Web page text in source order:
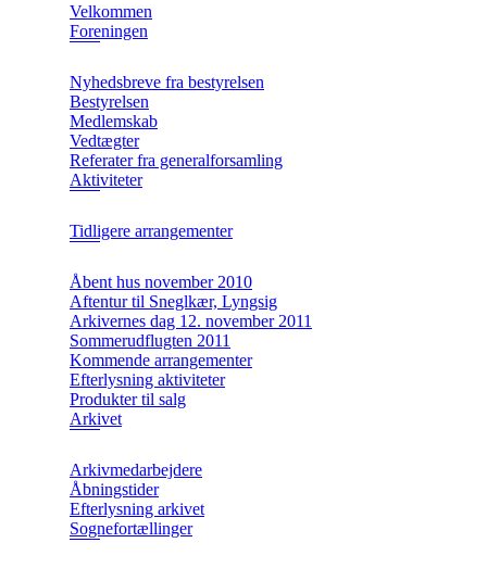
Velkommen
Foreningen
Nyhedsbreve fra bestyrelsen
Bestyrelsen
Medlemskab
Vedtægter
Referater fra generalforsamling
Aktiviteter
Tidligere arrangementer
Åbent hus november 2010
Aftentur til Sneglkær, Lyngsig
Arkivernes dag 12. november 2011
Sommerudflugten 2011
Kommende arrangementer
Efterlysning aktiviteter
Produkter til salg
Arkivet
Arkivmedarbejdere
Åbningstider
Efterlysning arkivet
Sognefortællinger